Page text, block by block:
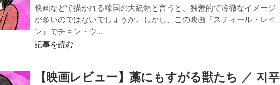
映画などで描かれる韓国の大統領と言うと、独善的で冷徹なイメージ
が多いのではないでしょうか。しかし、この映画『スティール・レイ
ン』でチョン・ウ...
記事を読む
【映画レビュー】藁にもすがる獣たち ／ 지푸